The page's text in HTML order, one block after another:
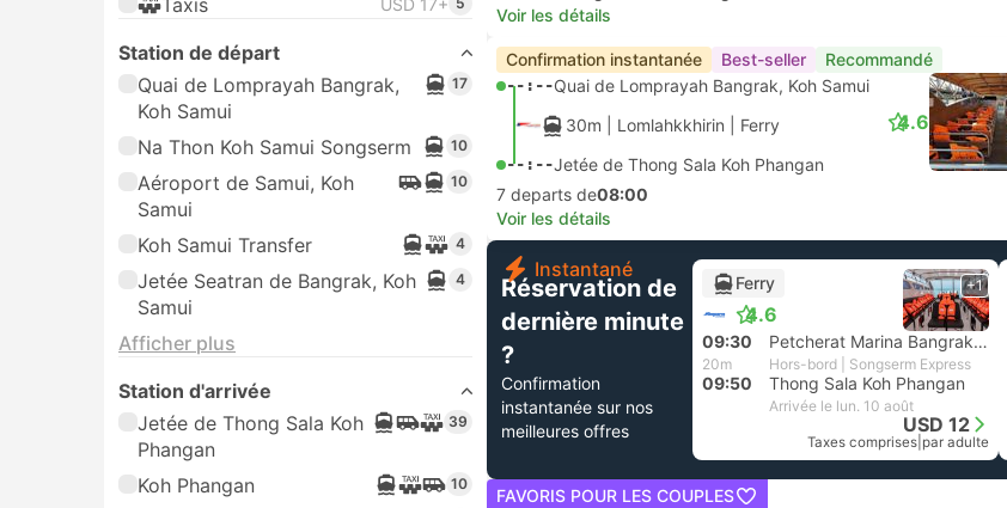
Taxis USD 17+
Station de départ
Quai de Lomprayah Bangrak,
Koh Samui
17
Na Thon Koh Samui Songserm 10
Aéroport de Samui, Koh
Samui
10
Koh Samui Transfer 4
Jetée Seatran de Bangrak, Koh
Samui
4
Afficher plus
Station d'arrivée
Jetée de Thong Sala Koh
Phangan
39
Koh Phangan 10
Voir les détails
Confirmation instantanée Best-seller Recommandé
--:--Quai de Lomprayah Bangrak, Koh Samui
30m | Lomlahkkhirin Ferry
--:--Jetée de Thong Sala Koh Phangan
4.6
7 departs de08:00
Voir les détails
Instantané
Réservation de
dernière minute
?
Confirmation
instantanée sur nos
meilleures offres
Ferry
4.6
+1
09:30 Petcherat Marina Bangrak, Koh Samui
20m Hors-bord | Songserm Express
09:50 Thong Sala Koh Phangan
Arrivée le lun. 10 août
USD 12
Taxes comprises par adulte
FAVORIS POUR LES COUPLES